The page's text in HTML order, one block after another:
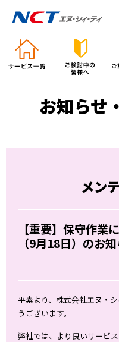
お知らせ
メン
【重要】保守作業
（9月18日）のお
平素より、株式会社エヌ・
うございます。
弊社では、より良いサービ